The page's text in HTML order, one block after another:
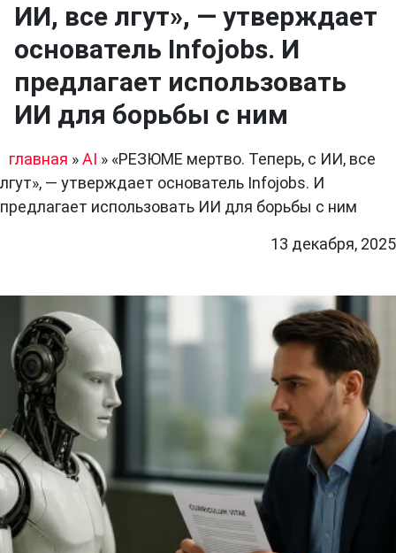
ИИ, все лгут», — утверждает
основатель Infojobs. И
предлагает использовать
ИИ для борьбы с ним
главная »AI » «РЕЗЮМЕ мертво. Теперь, с ИИ, все
лгут», — утверждает основатель Infojobs. И
предлагает использовать ИИ для борьбы с ним
13 декабря, 2025